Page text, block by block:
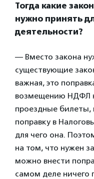
Тогда какие
нужно принять
деятельности?
— Вместо закона
существующие
важная, это
возмещению НДФЛ
проездные билеты,
поправку в
для чего она.
на том, что нужен
можно внести
самом деле ничего